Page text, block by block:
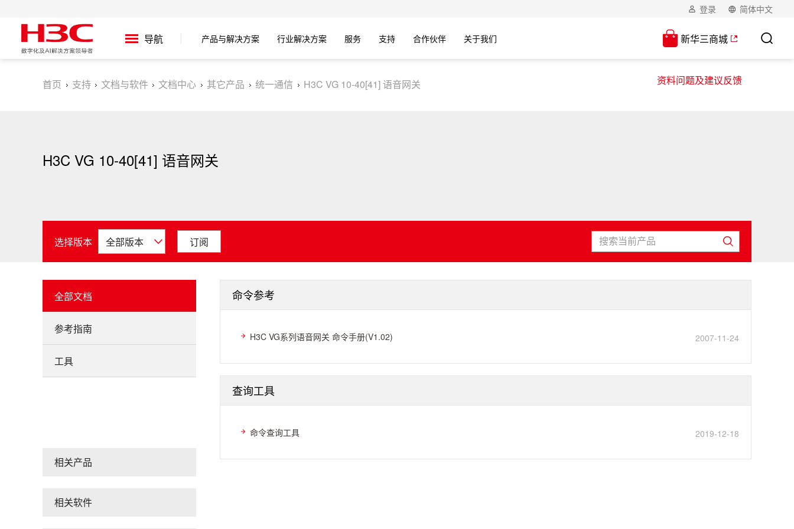
登录 简体中文
导航 产品与解决方案 行业解决方案 服务 支持 合作伙伴 关于我们 新华三商城
资料问题及建议反馈
首页 支持 文档与软件 文档中心 其它产品 统一通信 H3C VG 10-40[41] 语音网关
H3C VG 10-40[41] 语音网关
选择版本 订阅
全部文档
参考指南
工具
相关产品
相关软件
命令参考
H3C VG系列语音网关 命令手册(V1.02) 2007-11-24
查询工具
命令查询工具 2019-12-18